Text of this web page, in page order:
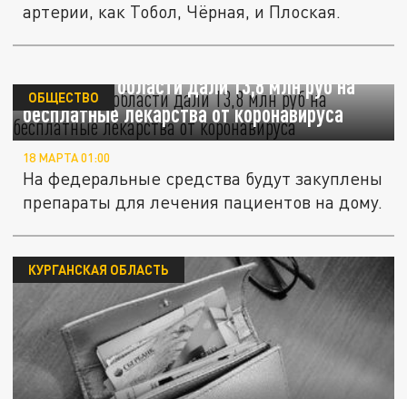
артерии, как Тобол, Чёрная, и Плоская.
Курганской области дали 13,8 млн руб на
бесплатные лекарства от коронавируса
ОБЩЕСТВО
18 МАРТА 01:00
На федеральные средства будут закуплены
препараты для лечения пациентов на дому.
КУРГАНСКАЯ ОБЛАСТЬ